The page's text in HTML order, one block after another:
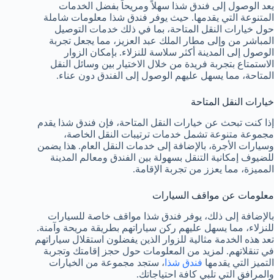
يعد الوصول إلى فندق شذا سهلاً ومريحاً بفضل الخدمات
المتنوعة التي يقدمها. حيث يوفر فندق شذا معلومات شاملة
حول خيارات النقل المتاحة، بما في ذلك خدمات التوصيل
المباشر من وإلى مطار الملك عبد العزيز، مما يجعل تجربة
الوصول إلى المدينة أكثر سلاسة للنزلاء. بإمكان الزوار
الاستمتاع بتجربة فريدة من خلال الاختيار بين وسائل النقل
المتاحة، مما يسهل عليهم الوصول إلى الفندق دون عناء.
خيارات النقل المتاحة
إذا كنت تبحث عن خيارات النقل المتاحة، فإن فندق شذا يقدم
مجموعة متنوعة تشمل خدمات ترتيبات النقل الخاصة،
وسيارات الأجرة، بالإضافة إلى خدمات النقل العام. هذا يضمن
للضيوف إمكانية التنقل بسهولة بين الفندق ومعالم المدينة
المميزة، مما يعزز من تجربة الإقامة.
معلومات عن مواقف السيارات
بالإضافة إلى ذلك، يوفر فندق شذا مواقف خاصة للسيارات
للنزلاء، مما يسهل عليهم ركن سياراتهم بطريقة مريحة وآمنة.
تعد هذه الخدمة مثالية للزوار الذين يفضلون استقلال سياراتهم
في تنقلاتهم. لمزيد من المعلومات حول حجز إقامتك وتجربة
التميز التي يقدمها فندق شذا ، ستجد مجموعة من الخيارات
والمرافق التي تلبي كافة احتياجاتك.